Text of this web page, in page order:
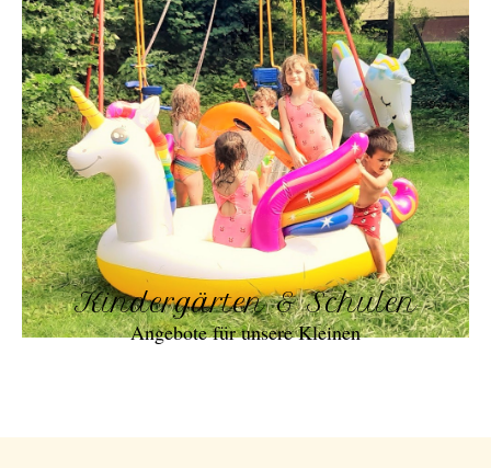
Kindergärten & Schulen
Angebote für unsere Kleinen